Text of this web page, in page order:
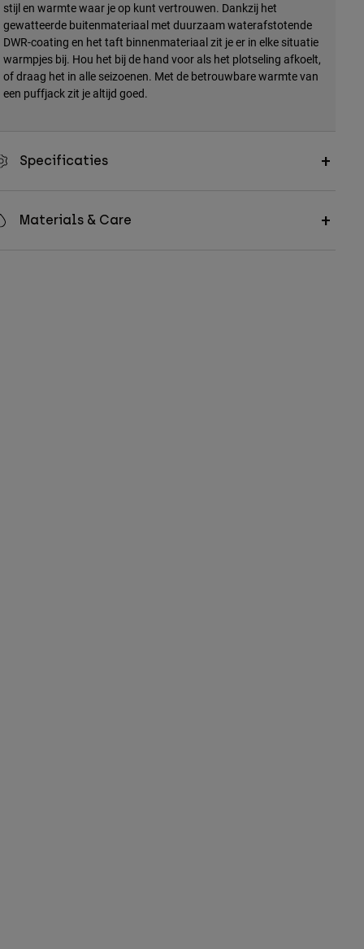
stijl en warmte waar je op kunt vertrouwen. Dankzij het
gewatteerde buitenmateriaal met duurzaam waterafstotende
DWR-coating en het taft binnenmateriaal zit je er in elke situatie
warmpjes bij. Hou het bij de hand voor als het plotseling afkoelt,
of draag het in alle seizoenen. Met de betrouwbare warmte van
een puffjack zit je altijd goed.
Specificaties
Materials & Care